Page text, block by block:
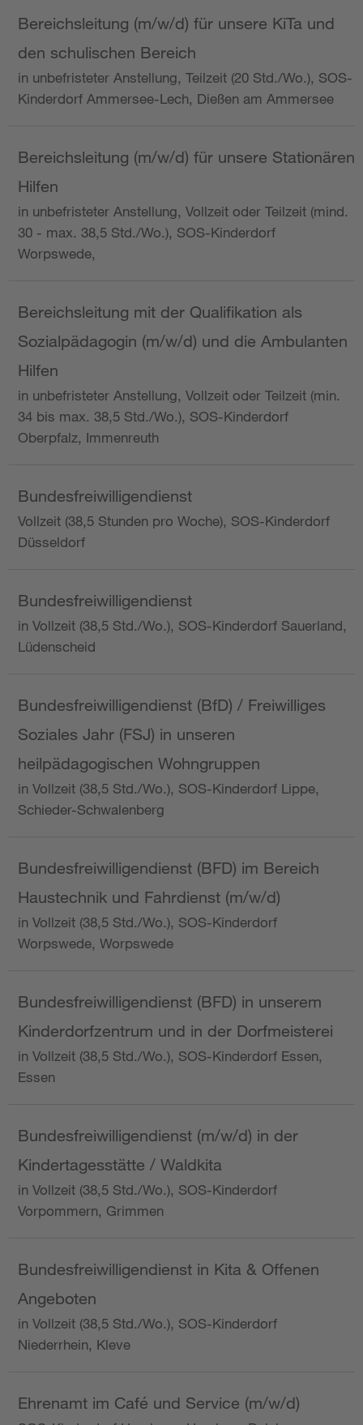
Bereichsleitung (m/w/d) für unsere KiTa und
den schulischen Bereich
in unbefristeter Anstellung, Teilzeit (20 Std./Wo.), SOS-
Kinderdorf Ammersee-Lech, Dießen am Ammersee
Bereichsleitung (m/w/d) für unsere Stationären
Hilfen
in unbefristeter Anstellung, Vollzeit oder Teilzeit (mind.
30 - max. 38,5 Std./Wo.), SOS-Kinderdorf
Worpswede,
Bereichsleitung mit der Qualifikation als
Sozialpädagogin (m/w/d) und die Ambulanten
Hilfen
in unbefristeter Anstellung, Vollzeit oder Teilzeit (min.
34 bis max. 38,5 Std./Wo.), SOS-Kinderdorf
Oberpfalz, Immenreuth
Bundesfreiwilligendienst
Vollzeit (38,5 Stunden pro Woche), SOS-Kinderdorf
Düsseldorf
Bundesfreiwilligendienst
in Vollzeit (38,5 Std./Wo.), SOS-Kinderdorf Sauerland,
Lüdenscheid
Bundesfreiwilligendienst (BfD) / Freiwilliges
Soziales Jahr (FSJ) in unseren
heilpädagogischen Wohngruppen
in Vollzeit (38,5 Std./Wo.), SOS-Kinderdorf Lippe,
Schieder-Schwalenberg
Bundesfreiwilligendienst (BFD) im Bereich
Haustechnik und Fahrdienst (m/w/d)
in Vollzeit (38,5 Std./Wo.), SOS-Kinderdorf
Worpswede, Worpswede
Bundesfreiwilligendienst (BFD) in unserem
Kinderdorfzentrum und in der Dorfmeisterei
in Vollzeit (38,5 Std./Wo.), SOS-Kinderdorf Essen,
Essen
Bundesfreiwilligendienst (m/w/d) in der
Kindertagesstätte / Waldkita
in Vollzeit (38,5 Std./Wo.), SOS-Kinderdorf
Vorpommern, Grimmen
Bundesfreiwilligendienst in Kita & Offenen
Angeboten
in Vollzeit (38,5 Std./Wo.), SOS-Kinderdorf
Niederrhein, Kleve
Ehrenamt im Café und Service (m/w/d)